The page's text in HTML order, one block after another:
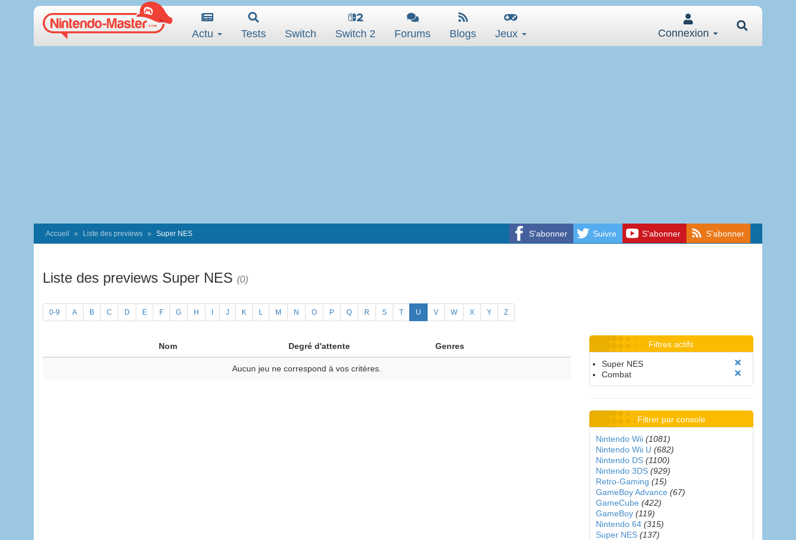
Actu Tests Switch Switch 2 Forums Blogs Jeux Connexion
S'abonner Suivre S'abonner S'abonner
Accueil Liste des previews Super NES
Liste des previews Super NES (0)
0-9 A B C D E F G H J K L M N O P Q R S T U V W X Y Z
Nom Degré d'attente Genres
Aucun jeu ne correspond à vos critères.
Filtres actifs
Super NES
Combat
Filtrer par console
Nintendo Wii (1081)
Nintendo Wii U (682)
Nintendo DS (1100)
Nintendo 3DS (929)
Retro-Gaming (15)
GameBoy Advance (67)
GameCube (422)
GameBoy (119)
Nintendo 64 (315)
Super NES (137)